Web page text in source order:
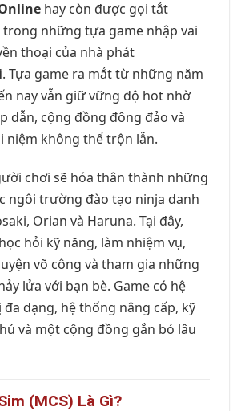
hay còn được gọi tắt
trong những tựa game nhập vai
thoại của nhà phát
. Tựa game ra mắt từ những năm
nay vẫn giữ vững độ hot nhờ
dẫn, cộng đồng đông đảo và
niệm không thể trộn lẫn.
chơi sẽ hóa thân thành những
ngôi trường đào tạo ninja danh
Orian và Haruna. Tại đây,
hỏi kỹ năng, làm nhiệm vụ,
võ công và tham gia những
lửa với bạn bè. Game có hệ
dạng, hệ thống nâng cấp, kỹ
và một cộng đồng gắn bó lâu
(MCS) Là Gì?